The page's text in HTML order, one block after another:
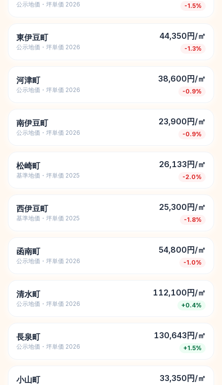
公示地価・坪単価 2026 -1.5%
東伊豆町
公示地価・坪単価 2026
44,350円/㎡
-1.3%
河津町
公示地価・坪単価 2026
38,600円/㎡
-0.9%
南伊豆町
公示地価・坪単価 2026
23,900円/㎡
-0.9%
松崎町
基準地価・坪単価 2025
26,133円/㎡
-2.0%
西伊豆町
基準地価・坪単価 2025
25,300円/㎡
-1.8%
函南町
公示地価・坪単価 2026
54,800円/㎡
-1.0%
清水町
公示地価・坪単価 2026
112,100円/㎡
+0.4%
長泉町
公示地価・坪単価 2026
130,643円/㎡
+1.5%
小山町 33,350円/㎡